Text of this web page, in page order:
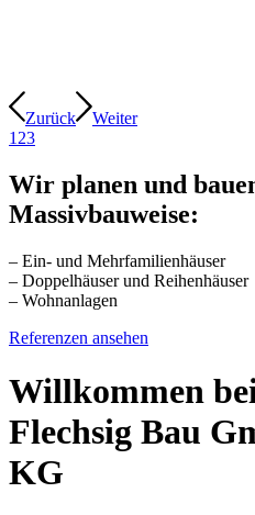
Zurück
Weiter
1 23
Wir planen und
Massivbauweise:
– Ein- und Mehrfamilienhäuser
– Doppelhäuser und Reihenhäuser
– Wohnanlagen
Referenzen ansehen
Willkommen
Flechsig Bau
KG